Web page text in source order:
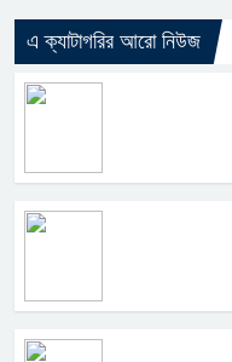
এ ক্যাটাগরির আরো নিউজ